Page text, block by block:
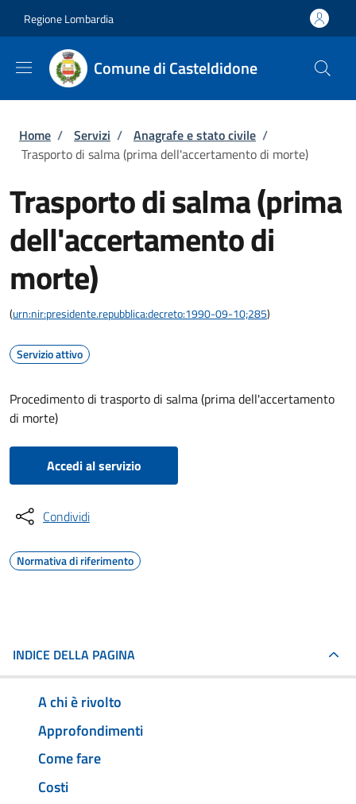
Regione Lombardia
Comune di Casteldidone
Briciole di pane
Home / Servizi / Anagrafe e stato civile /
Trasporto di salma (prima dell'accertamento di morte)
Trasporto di salma (prima
dell'accertamento di
morte)
(urn:nir:presidente.repubblica:decreto:1990-09-10;285)
Servizio attivo
Procedimento di trasporto di salma (prima dell'accertamento
di morte)
Accedi al servizio
Condividi
Normativa di riferimento
INDICE DELLA PAGINA
A chi è rivolto
Approfondimenti
Come fare
Costi